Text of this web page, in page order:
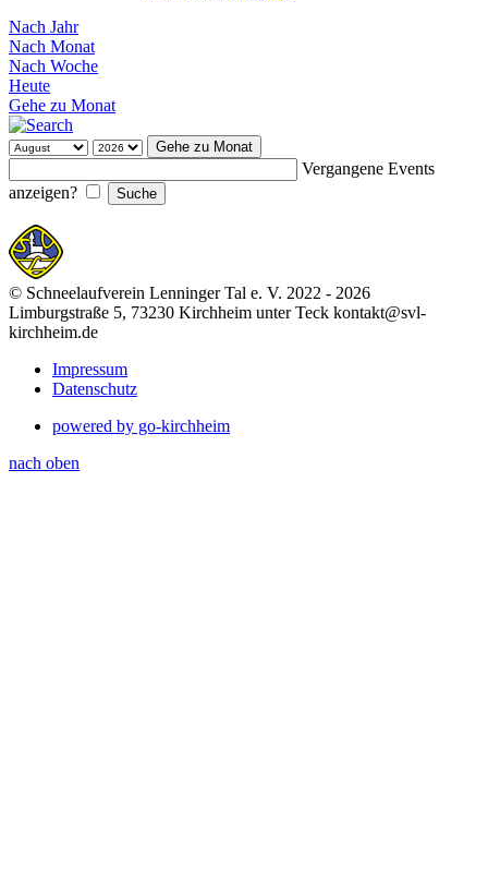
Nach Jahr
Nach Monat
Nach Woche
Heute
Gehe zu Monat
Gehe zu Monat
Vergangene Events
anzeigen?
© Schneelaufverein Lenninger Tal e. V. 2022 - 2026
Limburgstraße 5, 73230 Kirchheim unter Teck kontakt@svl-
kirchheim.de
Impressum
Datenschutz
powered by go-kirchheim
nach oben